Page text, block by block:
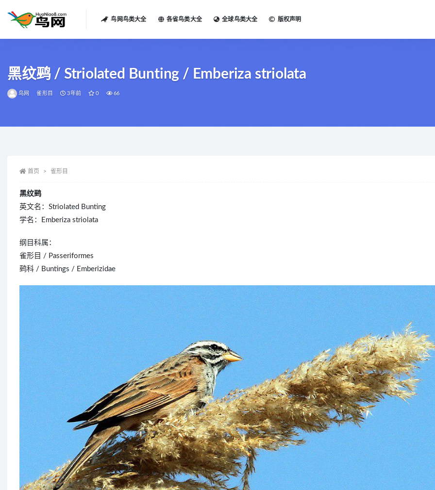
鸟网鸟类大全 各省鸟类大全 全球鸟类大全 版权声明
黑纹鹀 / Striolated Bunting / Emberiza striolata
鸟网 雀形目 3年前 0 66
首页 雀形目
黑纹鹀
英文名：Striolated Bunting
学名：Emberiza striolata
纲目科属：
雀形目 / Passeriformes
鹀科 / Buntings / Emberizidae